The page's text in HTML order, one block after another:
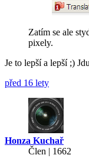
Zatím se ale
pixely.
Je to lepší a lepší ;)
před 16 lety
Honza Kuchař
Člen | 1662